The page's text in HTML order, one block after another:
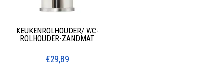
KEUKENROLHOUDER/ WC-
ROLHOUDER-ZANDMAT
€29,89